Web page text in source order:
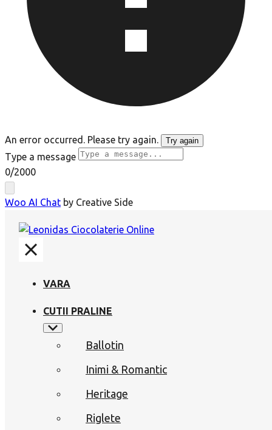
An error occurred. Please try again. Try again
Type a message
0/2000
Woo AI Chat by Creative Side
VARA
CUTII PRALINE
Ballotin
Inimi & Romantic
Heritage
Riglete